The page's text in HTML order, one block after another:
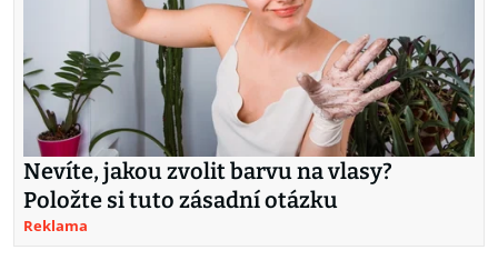
Nevíte, jakou zvolit barvu na vlasy?
Položte si tuto zásadní otázku
Reklama